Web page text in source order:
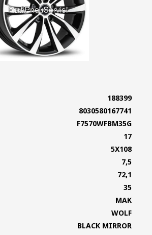
188399
8030580167741
F7570WFBM35G
17
5X108
7,5
72,1
35
MAK
WOLF
BLACK MIRROR